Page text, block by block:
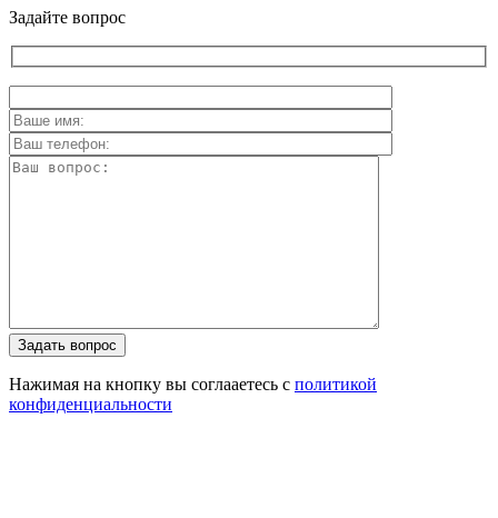
Задайте вопрос
Задать вопрос
Нажимая на кнопку вы соглааетесь с политикой
конфиденциальности